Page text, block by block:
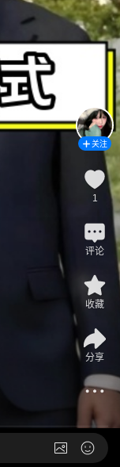
关注
1
评论
收藏
分享